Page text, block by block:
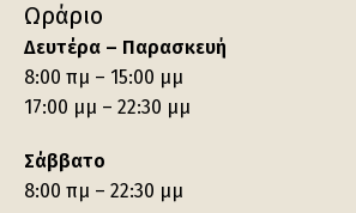
Ωράριο
Δευτέρα – Παρασκευή
8:00 πμ – 15:00 μμ
17:00 μμ – 22:30 μμ
Σάββατο
8:00 πμ – 22:30 μμ